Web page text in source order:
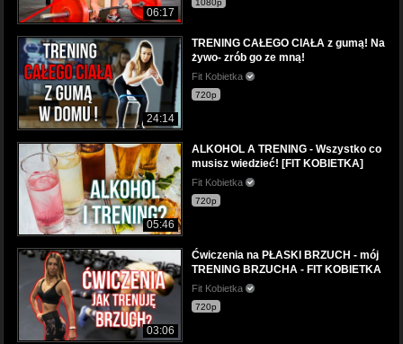
06:17
1080p
24:14
TRENING CAŁEGO CIAŁA z gumą! Na
żywo- zrób go ze mną!
Fit Kobietka
720p
05:46
ALKOHOL A TRENING - Wszystko co
musisz wiedzieć! [FIT KOBIETKA]
Fit Kobietka
720p
03:06
Ćwiczenia na PŁASKI BRZUCH - mój
TRENING BRZUCHA - FIT KOBIETKA
Fit Kobietka
720p